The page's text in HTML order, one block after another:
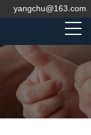
yangchu@163.com